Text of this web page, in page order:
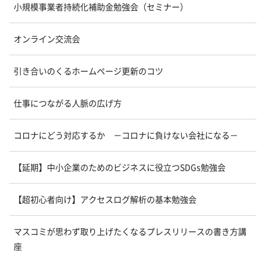
小規模事業者持続化補助金勉強会（セミナー）
オンライン交流会
引き合いのくるホームページ更新のコツ
仕事につながる人脈の広げ方
コロナにどう対応するか －コロナに負けない会社になる－
【延期】中小企業のためのビジネスに役立つSDGs勉強会
【超初心者向け】アクセスログ解析の基本勉強会
マスコミが思わず取り上げたくなるプレスリリースの書き方講
座